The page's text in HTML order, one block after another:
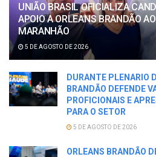
UNIÃO BRASIL OFICIALIZA
APOIO A ORLEANS BRANDÃO
MARANHÃO
5 DE AGOSTO DE 2026
DURANTE PLENARIO
BRANDÃO DEFENDE
PROFICIONAIS E
PARA O SETOR
5 DE AGOSTO DE 2026
ORLEANS BRANDÃO